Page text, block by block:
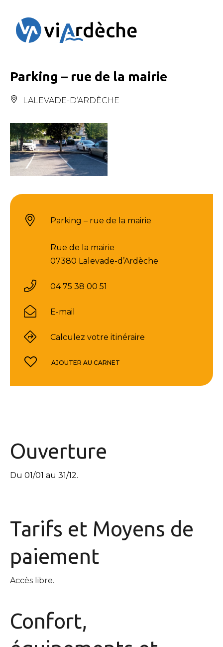
Parking – rue de la mairie
LALEVADE-D’ARDÈCHE
Ouverture
Du 01/01 au 31/12.
Tarifs et Moyens de
paiement
Accès libre.
Confort,
Parking – rue de la mairie
Rue de la mairie
07380 Lalevade-d’Ardèche
04 75 38 00 51
E-mail
Calculez votre itinéraire
AJOUTER AU CARNET